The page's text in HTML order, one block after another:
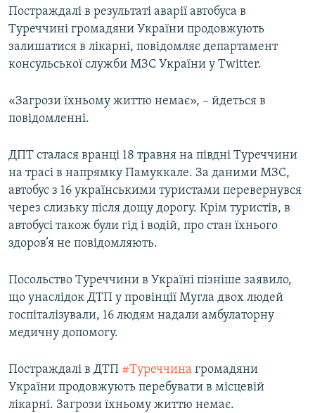
Усі сайти RFE/RL
Постраждалі в результаті аварії автобуса в
Туреччині громадяни України продовжують
залишатися в лікарні, повідомляє департамент
консульської служби МЗС України у Twitter.
«Загрози їхньому життю немає», – йдеться в
повідомленні.
ДПТ сталася вранці 18 травня на півдні Туреччини
на трасі в напрямку Памуккале. За даними МЗС,
автобус з 16 українськими туристами перевернувся
через слизьку після дощу дорогу. Крім туристів, в
автобусі також були гід і водій, про стан їхнього
здоров’я не повідомляють.
Посольство Туреччини в Україні пізніше заявило,
що унаслідок ДТП у провінції Мугла двох людей
госпіталізували, 16 людям надали амбулаторну
медичну допомогу.
Постраждалі в ДТП #Туреччина громадяни
України продовжують перебувати в місцевій
лікарні. Загрози їхньому життю немає.